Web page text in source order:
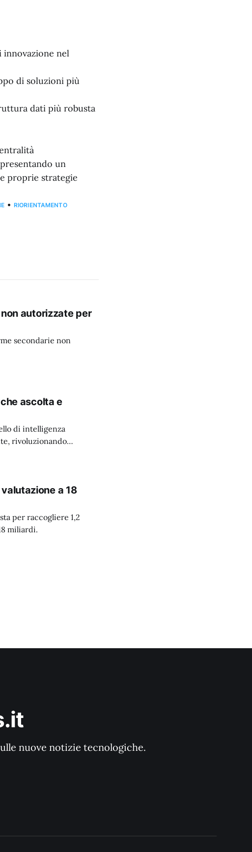
innovazione nel
di soluzioni più
dati più robusta
un
proprie strategie
• RIORIENTAMENTO
autorizzate per
secondarie non
ascolta e
di intelligenza
rivoluzionando
a 18
per raccogliere 1,2
miliardi.
nuove notizie tecnologiche.